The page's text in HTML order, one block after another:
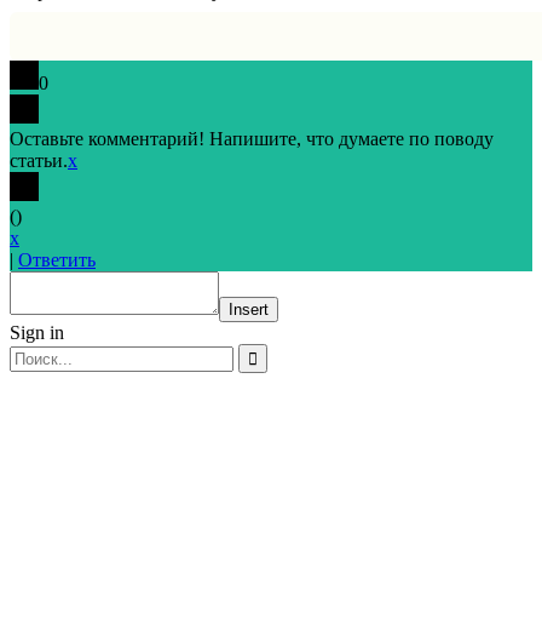
0
Оставьте комментарий! Напишите, что думаете по поводу
статьи.x
()
x
| Ответить
Insert
Sign in